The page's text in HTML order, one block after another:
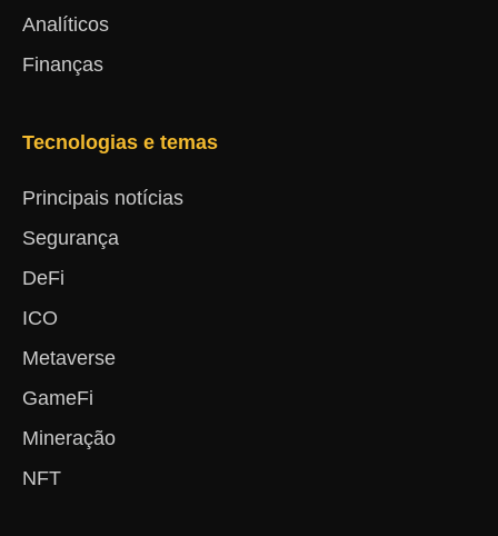
Analíticos
Finanças
Tecnologias e temas
Principais notícias
Segurança
DeFi
ICO
Metaverse
GameFi
Mineração
NFT